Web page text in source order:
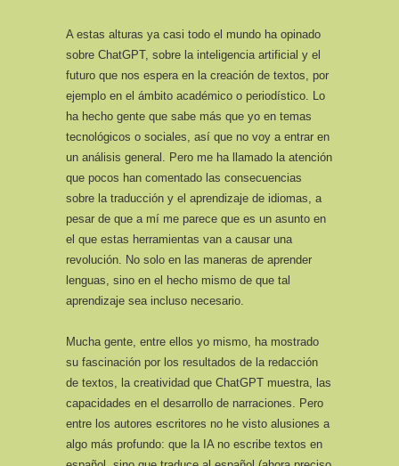
A estas alturas ya casi todo el mundo ha opinado
sobre ChatGPT, sobre la inteligencia artificial y el
futuro que nos espera en la creación de textos, por
ejemplo en el ámbito académico o periodístico. Lo
ha hecho gente que sabe más que yo en temas
tecnológicos o sociales, así que no voy a entrar en
un análisis general. Pero me ha llamado la atención
que pocos han comentado las consecuencias
sobre la traducción y el aprendizaje de idiomas, a
pesar de que a mí me parece que es un asunto en
el que estas herramientas van a causar una
revolución. No solo en las maneras de aprender
lenguas, sino en el hecho mismo de que tal
aprendizaje sea incluso necesario.
Mucha gente, entre ellos yo mismo, ha mostrado
su fascinación por los resultados de la redacción
de textos, la creatividad que ChatGPT muestra, las
capacidades en el desarrollo de narraciones. Pero
entre los autores escritores no he visto alusiones a
algo más profundo: que la IA no escribe textos en